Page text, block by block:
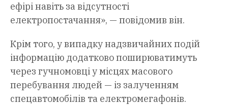
ефірі навіть за відсутності
електропостачання», — повідомив він.
Крім того, у випадку надзвичайних подій
інформацію додатково поширюватимуть
через гучномовці у місцях масового
перебування людей — із залученням
спецавтомобілів та електромегафонів.